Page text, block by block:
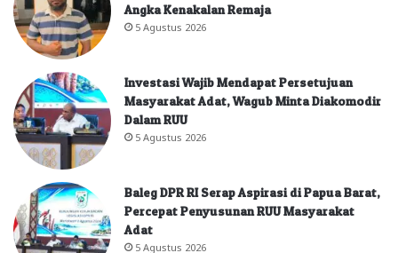
Angka Kenakalan Remaja
5 Agustus 2026
Investasi Wajib Mendapat Persetujuan
Masyarakat Adat, Wagub Minta Diakomodir
Dalam RUU
5 Agustus 2026
Baleg DPR RI Serap Aspirasi di Papua Barat,
Percepat Penyusunan RUU Masyarakat
Adat
5 Agustus 2026